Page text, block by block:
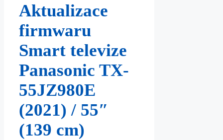
Aktualizace
firmwaru
Smart televize
Panasonic TX-
55JZ980E
(2021) / 55″
(139 cm)